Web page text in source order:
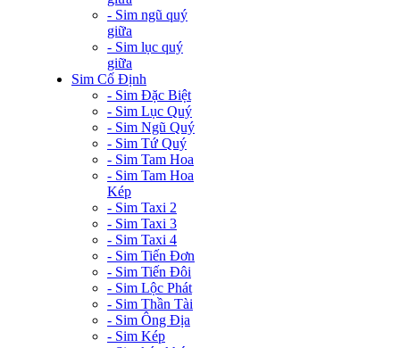
- Sim ngũ quý
giữa
- Sim lục quý
giữa
Sim Cố Định
- Sim Đặc Biệt
- Sim Lục Quý
- Sim Ngũ Quý
- Sim Tứ Quý
- Sim Tam Hoa
- Sim Tam Hoa
Kép
- Sim Taxi 2
- Sim Taxi 3
- Sim Taxi 4
- Sim Tiến Đơn
- Sim Tiến Đôi
- Sim Lộc Phát
- Sim Thần Tài
- Sim Ông Địa
- Sim Kép